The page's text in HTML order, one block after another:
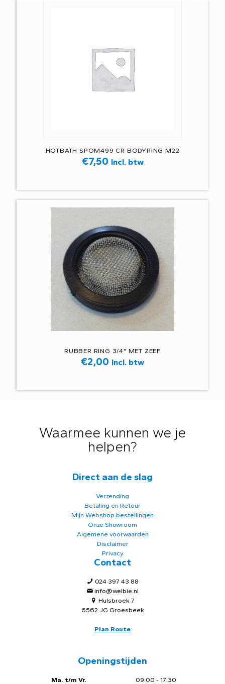
HOTBATH SPOM499 CR BODYRING M22
€7,50 Incl. btw
RUBBER RING 3/4" MET ZEEF
€2,00 Incl. btw
Waarmee kunnen we je
helpen?
Direct aan de slag
Verzending
Betaling en Retour
Mijn Webshop bestellingen
Onze Showroom
Algemene voorwaarden
Disclaimer
Privacy
Contact
024 397 43 88
info@welbie.nl
Hulsbroek 7
6562 JG Groesbeek
Plan Route
Openingstijden
Ma. t/m Vr. 09:00 - 17:30